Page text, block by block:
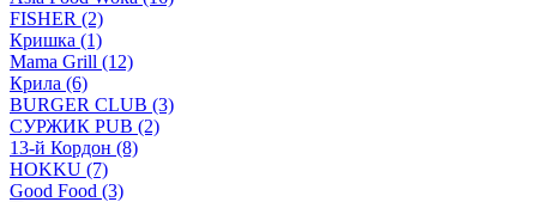
FISHER (2)
Кришка (1)
Mama Grill (12)
Крила (6)
BURGER CLUB (3)
СУРЖИК PUB (2)
13-й Кордон (8)
HOKKU (7)
Good Food (3)